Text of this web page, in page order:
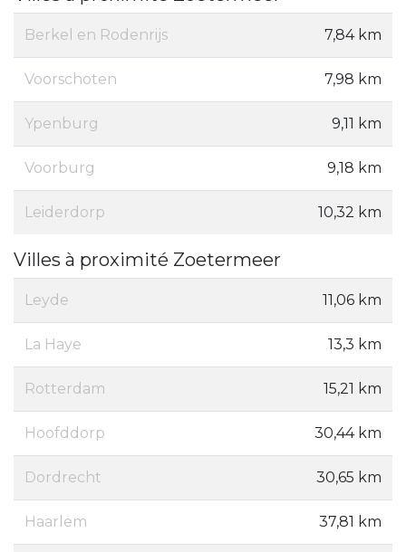
Berkel en Rodenrijs 7,84 km
Voorschoten 7,98 km
Ypenburg 9,11 km
Voorburg 9,18 km
Leiderdorp 10,32 km
Villes à proximité Zoetermeer
Leyde 11,06 km
La Haye 13,3 km
Rotterdam 15,21 km
Hoofddorp 30,44 km
Dordrecht 30,65 km
Haarlem 37,81 km